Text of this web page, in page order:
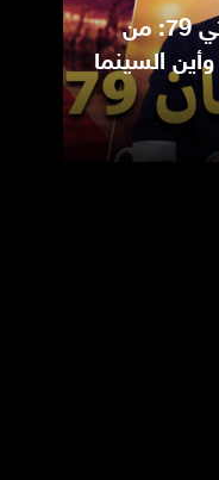
مهرجان كان السينمائي 79: من
السينما